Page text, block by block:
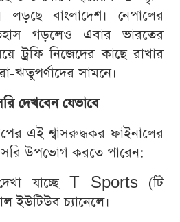
বাংলাদেশ। নেপালের
গড়লেও এবার ভারতের
ট্রফি নিজেদের কাছে রাখার
সামনে।
দেখবেন যেভাবে
এই শ্বাসরুদ্ধকর ফাইনালের
উপভোগ করতে পারেন:
যাচ্ছে T Sports (টি
ইউটিউব চ্যানেলে।